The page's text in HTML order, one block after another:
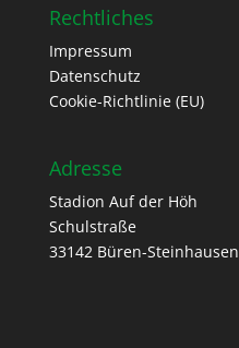
Rechtliches
Impressum
Datenschutz
Cookie-Richtlinie (EU)
Adresse
Stadion Auf der Höh
Schulstraße
33142 Büren-Steinhausen